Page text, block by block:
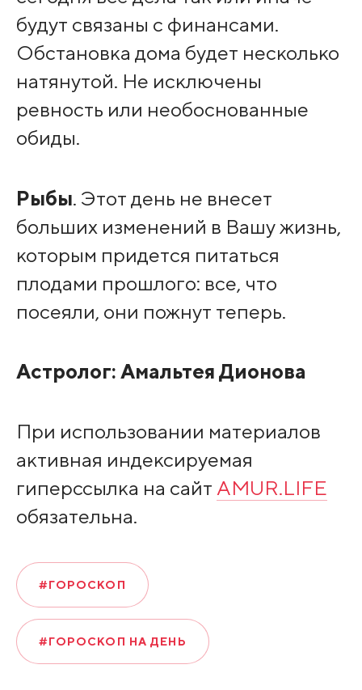
будут связаны с финансами.
Обстановка дома будет несколько
натянутой. Не исключены
ревность или необоснованные
обиды.
Рыбы. Этот день не внесет
больших изменений в Вашу жизнь,
которым придется питаться
плодами прошлого: все, что
посеяли, они пожнут теперь.
Астролог: Амальтея Дионова
При использовании материалов
активная индексируемая
гиперссылка на сайт AMUR.LIFE
обязательна.
#ГОРОСКОП
#ГОРОСКОП НА ДЕНЬ